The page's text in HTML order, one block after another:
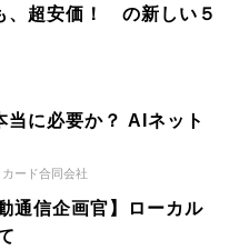
、超安価！ の新しい５
当に必要か？ AIネット
ード合同会社
通信企画官】ローカル